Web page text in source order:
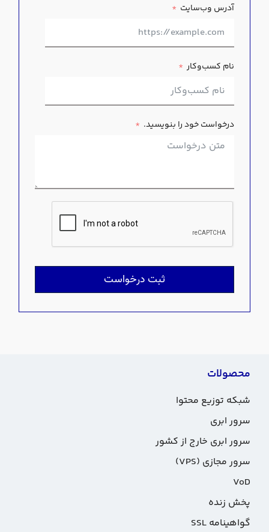
آدرس وب‌سایت
نام کسب‌وکار
درخواست خود را بنویسید.
ثبت درخواست
محصولات
شبکه توزیع محتوا
سرور ابری
سرور ابری خارج از کشور
سرور مجازی (VPS)
VoD
پخش زنده
گواهینامه SSL